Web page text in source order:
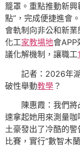
籠罩。重點推動新
點”，完成便捷進會
會軌制向非公和新
化工家教場地會APP
議化解機制，讓職工
記者：2026年
破性舉動教學 ？
陳惠霞：我們將
速拿起她用來測量
土豪發出了冷酷的警
比賽，實行“數智木